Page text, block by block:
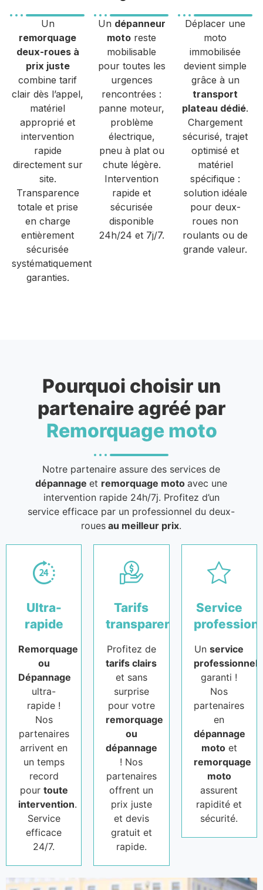
Un
remorquage
deux-roues à
prix juste
combine tarif
clair dès l’appel,
matériel
approprié et
intervention
rapide
directement sur
site.
Transparence
totale et prise
en charge
entièrement
sécurisée
systématiquement
garanties.
Un dépanneur
moto reste
mobilisable
pour toutes les
urgences
rencontrées :
panne moteur,
problème
électrique,
pneu à plat ou
chute légère.
Intervention
rapide et
sécurisée
disponible
24h/24 et 7j/7.
Déplacer une
moto
immobilisée
devient simple
grâce à un
transport
plateau dédié.
Chargement
sécurisé, trajet
optimisé et
matériel
spécifique :
solution idéale
pour deux-
roues non
roulants ou de
grande valeur.
Pourquoi choisir un
partenaire agréé par
Remorquage moto
Notre partenaire assure des services de
dépannageet remorquage motoavec une
intervention rapide 24h/7j. Profitez d’un
service efficace par un professionnel du deux-
roues au meilleur prix.
Ultra-
rapide
Remorquage
ou
Dépannage
ultra-
rapide !
Nos
partenaires
arrivent en
un temps
record
pour toute
intervention.
Service
efficace
24/7.
Tarifs
transparents
Profitez de
tarifs clairs
et sans
surprise
pour votre
remorquage
ou
dépannage
! Nos
partenaires
offrent un
prix juste
et devis
gratuit et
rapide.
Service
Unservice
professionnel
garanti !
Nos
partenaires
en
dépannage
motoet
remorquage
moto
assurent
rapidité et
sécurité.